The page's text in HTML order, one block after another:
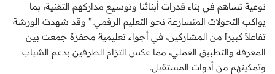
نوعية تساهم في بناء قدرات أبنائنا وتوسيع مداركهم التقنية، بما
يواكب التحولات المتسارعة نحو التعليم الرقمي.” وقد شهدت الورشة
تفاعلاً كبيراً من المشاركين، في أجواء تعليمية محفزة جمعت بين
المعرفة والتطبيق العملي، مما عكس التزام الطرفين بدعم الشباب
وتمكينهم من أدوات المستقبل.